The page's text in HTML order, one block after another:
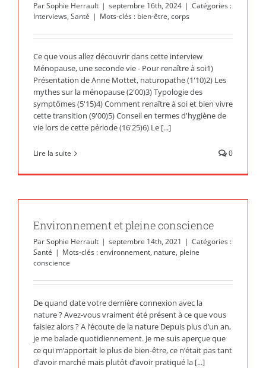
ParSophie Herrault | septembre 16th, 2024 | Catégories :
Interviews, Santé | Mots-clés : bien-être, corps
Ce que vous allez découvrir dans cette interview
Ménopause, une seconde vie - Pour renaître à soi1)
Présentation de Anne Mottet, naturopathe (1'10)2) Les
mythes sur la ménopause (2'00)3) Typologie des
symptômes (5'15)4) Comment renaître à soi et bien vivre
cette transition (9'00)5) Conseil en termes d'hygiène de
vie lors de cette période (16'25)6) Le [...]
Lire la suite 0
Environnement et pleine conscience
ParSophie Herrault | septembre 14th, 2021 | Catégories :
Santé | Mots-clés :environnement, nature, pleine
conscience
De quand date votre dernière connexion avec la
nature ? Avez-vous vraiment été présent à ce que vous
faisiez alors ? A l’écoute de la nature Depuis plus d’un an,
je me balade quotidiennement. Je me suis aperçue que
ce qui m’apportait le plus de bien-être, ce n’était pas tant
d’avoir marché mais plutôt d’avoir pratiqué la [...]